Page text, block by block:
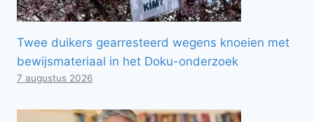
Twee duikers gearresteerd wegens knoeien met
bewijsmateriaal in het Doku-onderzoek
7 augustus 2026